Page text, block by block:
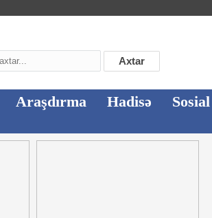
Axtar
Araşdırma Hadisə Sosial